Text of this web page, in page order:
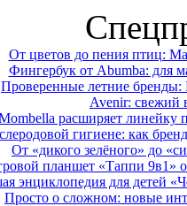
От цветов до пения птиц:
Фингербук от Abumba: для
Проверенные летние
Avenir: свежий
расширяет линейку
гигиене: как
От «дикого зелёного» до
планшет «Таппи 9в1»
энциклопедия для детей
Просто о сложном: новые